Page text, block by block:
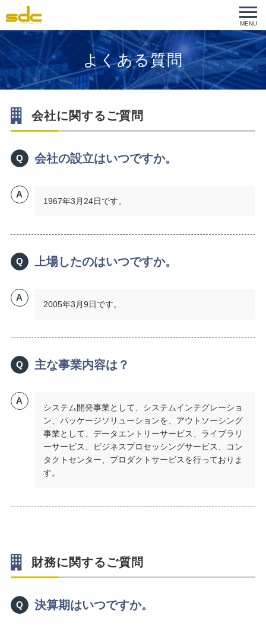
MENU
よくある質問
会社に関するご質問
Q 会社の設立はいつですか。
A
1967年3月24日です。
Q 上場したのはいつですか。
A
2005年3月9日です。
Q 主な事業内容は？
A
システム開発事業として、システムインテグレーショ
ン、パッケージソリューションを、アウトソーシング
事業として、データエントリーサービス、ライブラリ
ーサービス、ビジネスプロセッシングサービス、コン
タクトセンター、プロダクトサービスを行っておりま
す。
財務に関するご質問
Q 決算期はいつですか。